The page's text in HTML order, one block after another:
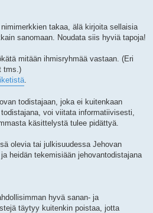
takaa, älä kirjoita sellaisia
sanomaan. Noudata siis hyviä tapoja!
mitään ihmisryhmää vastaan. (Eri
tms.)
todistajaan, joka ei kuitenkaan
voi viitata informatiivisesti,
käsittelystä tulee pidättyä.
olevia tai julkisuudessa Jehovan
heidän tekemisiään jehovantodistajana
hyvä sanan- ja
täytyy kuitenkin poistaa, jotta